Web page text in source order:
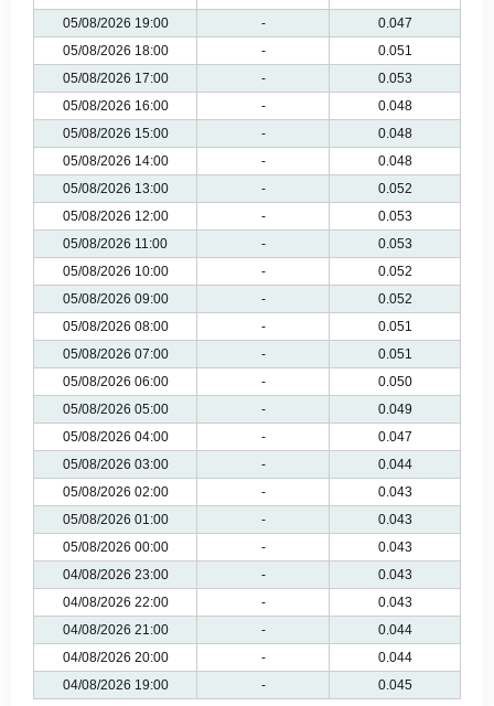
05/08/2026 19:00
-
0.047
05/08/2026 18:00
-
0.051
05/08/2026 17:00
-
0.053
05/08/2026 16:00
-
0.048
05/08/2026 15:00
-
0.048
05/08/2026 14:00
-
0.048
05/08/2026 13:00
-
0.052
05/08/2026 12:00
-
0.053
05/08/2026 11:00
-
0.053
05/08/2026 10:00
-
0.052
05/08/2026 09:00
-
0.052
05/08/2026 08:00
-
0.051
05/08/2026 07:00
-
0.051
05/08/2026 06:00
-
0.050
05/08/2026 05:00
-
0.049
05/08/2026 04:00
-
0.047
05/08/2026 03:00
-
0.044
05/08/2026 02:00
-
0.043
05/08/2026 01:00
-
0.043
05/08/2026 00:00
-
0.043
04/08/2026 23:00
-
0.043
04/08/2026 22:00
-
0.043
04/08/2026 21:00
-
0.044
04/08/2026 20:00
-
0.044
04/08/2026 19:00
- 0.045